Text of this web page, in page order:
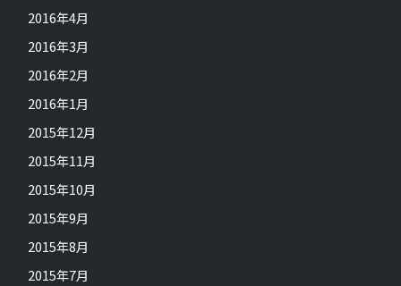
2016年4月
2016年3月
2016年2月
2016年1月
2015年12月
2015年11月
2015年10月
2015年9月
2015年8月
2015年7月